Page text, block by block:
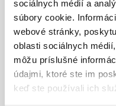
sociálnych médií a
súbory cookie.
webové stránky,
oblasti sociálnych
môžu príslušné
údajmi, ktoré ste im
keď ste používali ich
S DPH
Pánska mikina s
VÝPREDAJ :
výpredaja : 1